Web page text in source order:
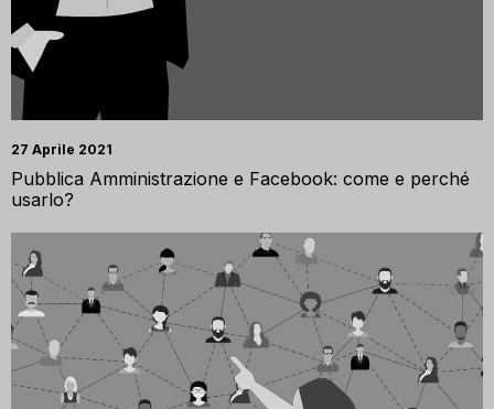
27 Aprile 2021
Pubblica Amministrazione e Facebook: come e perché
usarlo?